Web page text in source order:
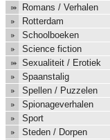
Romans / Verhalen
Rotterdam
Schoolboeken
Science fiction
Sexualiteit / Erotiek
Spaanstalig
Spellen / Puzzelen
Spionageverhalen
Sport
Steden / Dorpen